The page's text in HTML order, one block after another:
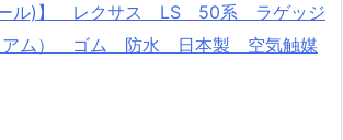
ール)】 レクサス LS 50系 ラゲッジ
アム） ゴム 防水 日本製 空気触媒